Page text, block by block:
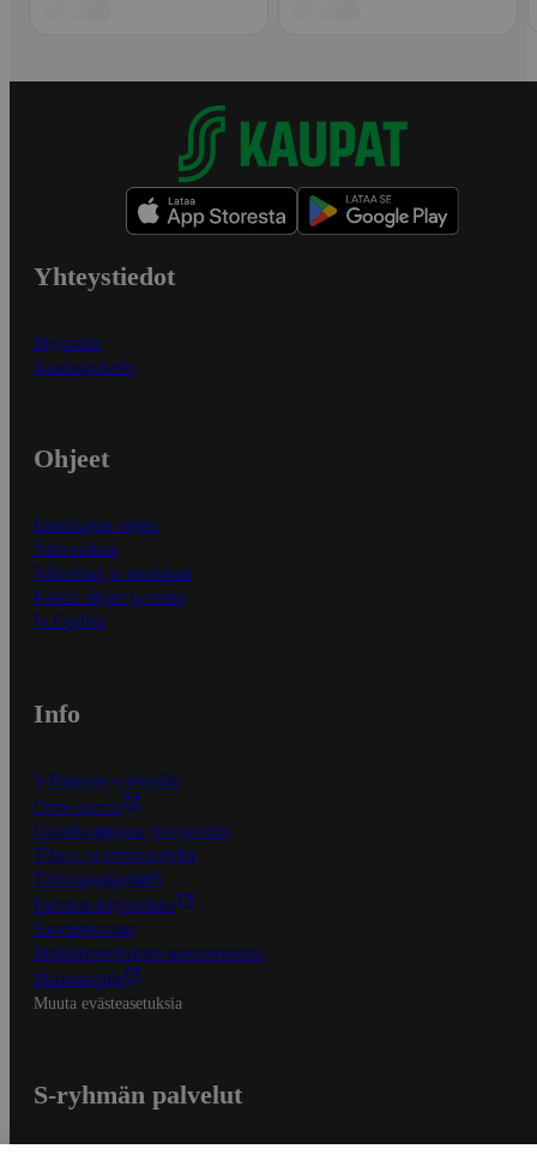
Yhteystiedot
Myymälät
Asiakaspalvelu
Ohjeet
Ensitilaajan ohjeet
Näin maksat
Näin tilaat ja muokkaat
Kaikki ohjeet ja vinkit
In English
Info
S-Business yrityksille
Oiva-raportit
Osuuskauppojen yhteystiedot
Tilaus- ja toimitusehdot
Tietosuojakäytäntö
Palvelun käyttöehdot
Saavutettavuus
Mobiilisovelluksen saavutettavuus
Mainostajalle
Muuta evästeasetuksia
S-ryhmän palvelut